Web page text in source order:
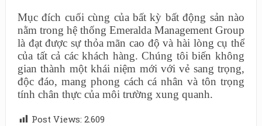
Mục đích cuối cùng của bất kỳ bất động sản nào
nằm trong hệ thống Emeralda Management Group
là đạt được sự thỏa mãn cao độ và hài lòng cụ thể
của tất cả các khách hàng. Chúng tôi biến không
gian thành một khái niệm mới với vẻ sang trọng,
độc đáo, mang phong cách cá nhân và tôn trọng
tính chân thực của môi trường xung quanh.
Post Views: 2.609